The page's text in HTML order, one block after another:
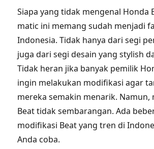
Siapa yang tidak mengenal Honda
matic ini memang sudah menjadi
Indonesia. Tidak hanya dari segi
juga dari segi desain yang stylish
Tidak heran jika banyak pemilik
ingin melakukan modifikasi agar
mereka semakin menarik. Namun,
Beat tidak sembarangan. Ada
modifikasi Beat yang tren di
Anda coba.